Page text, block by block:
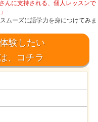
んに支持される、個人レッスンで
ムーズに語学力を身につけてみま
験したい
、コチラ